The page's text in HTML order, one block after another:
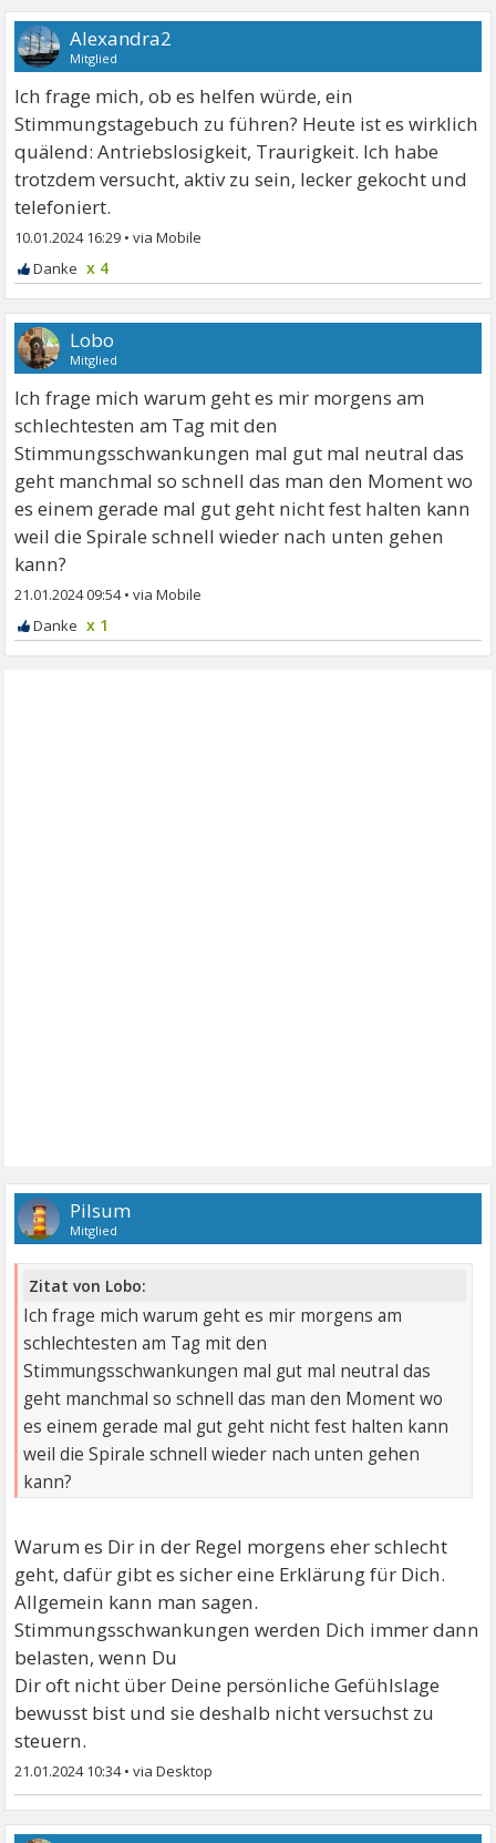
Alexandra2
Mitglied
Ich frage mich, ob es helfen würde, ein
Stimmungstagebuch zu führen? Heute ist es wirklich
quälend: Antriebslosigkeit, Traurigkeit. Ich habe
trotzdem versucht, aktiv zu sein, lecker gekocht und
telefoniert.
10.01.2024 16:29 •
x 4
Lobo
Mitglied
Ich frage mich warum geht es mir morgens am
schlechtesten am Tag mit den
Stimmungsschwankungen mal gut mal neutral das
geht manchmal so schnell das man den Moment wo
es einem gerade mal gut geht nicht fest halten kann
weil die Spirale schnell wieder nach unten gehen
kann?
21.01.2024 09:54•
x 1
Pilsum
Mitglied
Zitat von Lobo:
Ich frage mich warum geht es mir morgens am
schlechtesten am Tag mit den
Stimmungsschwankungen mal gut mal neutral das
geht manchmal so schnell das man den Moment wo
es einem gerade mal gut geht nicht fest halten kann
weil die Spirale schnell wieder nach unten gehen
kann?
Warum es Dir in der Regel morgens eher schlecht
geht, dafür gibt es sicher eine Erklärung für Dich.
Allgemein kann man sagen.
Stimmungsschwankungen werden Dich immer dann
belasten, wenn Du
Dir oft nicht über Deine persönliche Gefühlslage
bewusst bist und sie deshalb nicht versuchst zu
steuern.
21.01.2024 10:34•